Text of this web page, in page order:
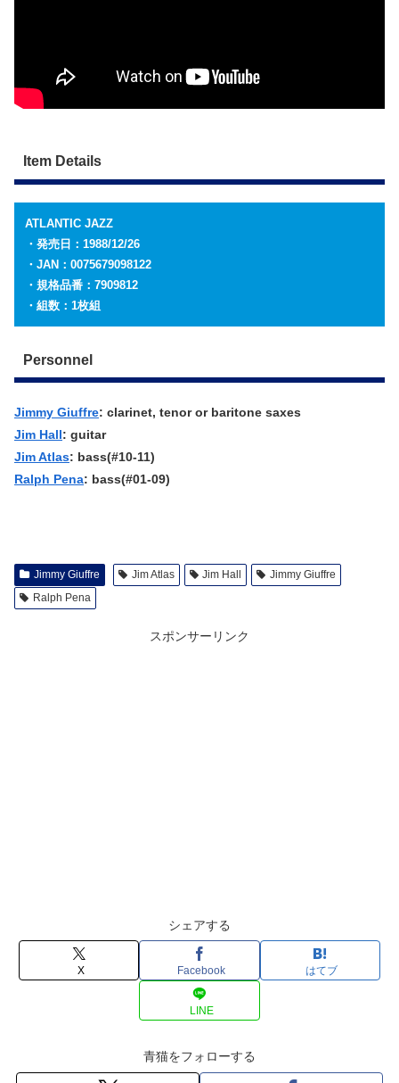
Item Details
ATLANTIC JAZZ
・発売日：1988/12/26
・JAN：0075679098122
・規格品番：7909812
・組数：1枚組
Personnel
Jimmy Giuffre: clarinet, tenor or baritone saxes
Jim Hall: guitar
Jim Atlas: bass(#10-11)
Ralph Pena: bass(#01-09)
Jimmy Giuffre Jim Atlas Jim Hall
Jimmy Giuffre
Ralph Pena
スポンサーリンク
シェアする
X Facebook はてブ
LINE
青猫をフォローする